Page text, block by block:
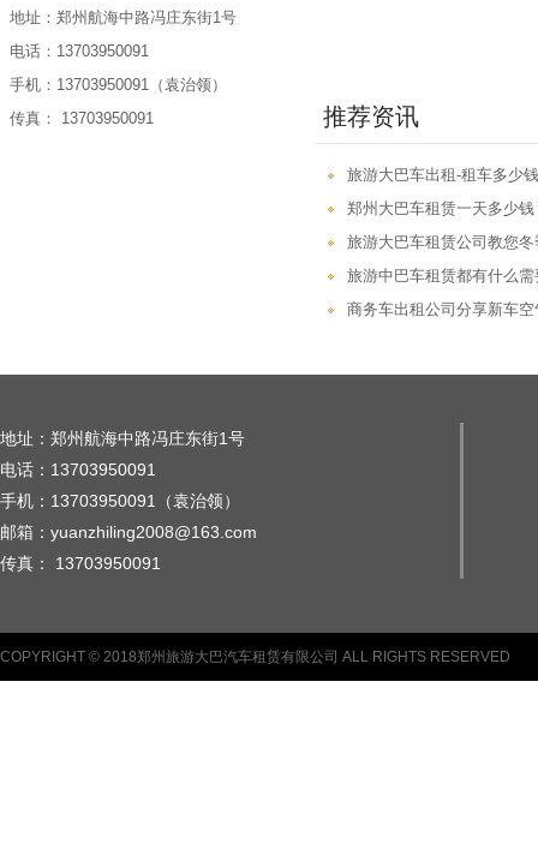
地址：郑州航海中路冯庄东街1号
电话：13703950091
手机：13703950091（袁治领）
传真： 13703950091
推荐资讯
旅游大巴车出租-租车多少
郑州大巴车租赁一天多少钱
旅游大巴车租赁公司教您
旅游中巴车租赁都有什么
商务车出租公司分享新车
地址：郑州航海中路冯庄东街1号
电话：13703950091
手机：13703950091（袁治领）
邮箱：yuanzhiling2008@163.com
传真： 13703950091
COPYRIGHT © 2018郑州旅游大巴汽车租赁有限公司 ALL RIGHTS RESERVED